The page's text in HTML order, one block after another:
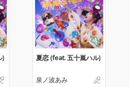
) 夏恋 (feat. 五十嵐ハル)
泉ノ波あみ